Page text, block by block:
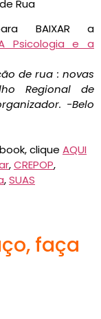
BAIXAR a
Psicologia e a
de rua : novas
Regional de
-Belo
clique AQUI
,CREPOP,
,SUAS
faça